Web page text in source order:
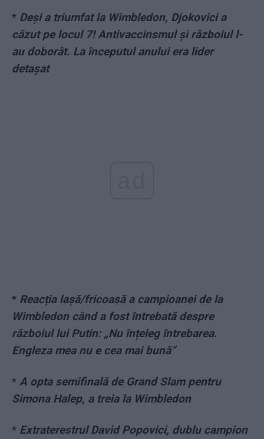
* Deși a triumfat la Wimbledon, Djokovici a
căzut pe locul 7! Antivaccinsmul și războiul l-
au doborât. La începutul anului era lider
detașat
* Reacția lașă/fricoasă a campioanei de la
Wimbledon când a fost întrebată despre
războiul lui Putin: „Nu înțeleg întrebarea.
Engleza mea nu e cea mai bună”
* A opta semifinală de Grand Slam pentru
Simona Halep, a treia la Wimbledon
* Extraterestrul David Popovici, dublu campion